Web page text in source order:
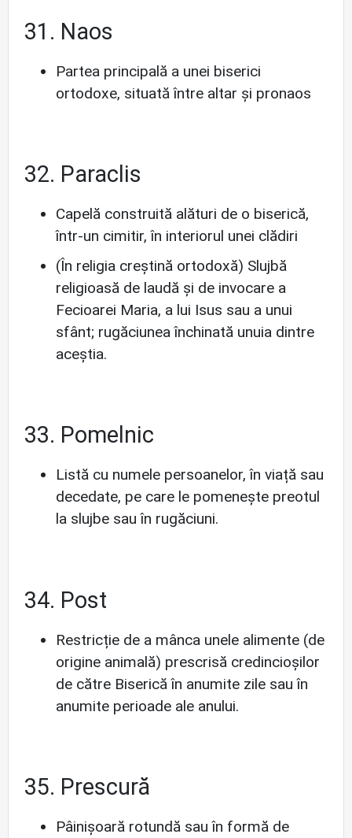
31. Naos
Partea principală a unei biserici
ortodoxe, situată între altar și pronaos
32. Paraclis
Capelă construită alături de o biserică,
într-un cimitir, în interiorul unei clădiri
(În religia creștină ortodoxă) Slujbă
religioasă de laudă și de invocare a
Fecioarei Maria, a lui Isus sau a unui
sfânt; rugăciunea închinată unuia dintre
aceștia.
33. Pomelnic
Listă cu numele persoanelor, în viață sau
decedate, pe care le pomenește preotul
la slujbe sau în rugăciuni.
34. Post
Restricție de a mânca unele alimente (de
origine animală) prescrisă credincioșilor
de către Biserică în anumite zile sau în
anumite perioade ale anului.
35. Prescură
Pâinișoară rotundă sau în formă de